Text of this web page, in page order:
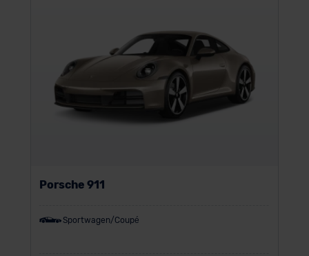
Porsche 911
Sportwagen/Coupé